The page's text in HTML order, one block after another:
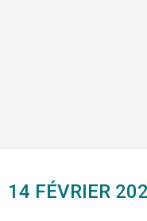
14 FÉVRIER